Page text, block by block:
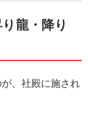
龍・降り
、社殿に施され